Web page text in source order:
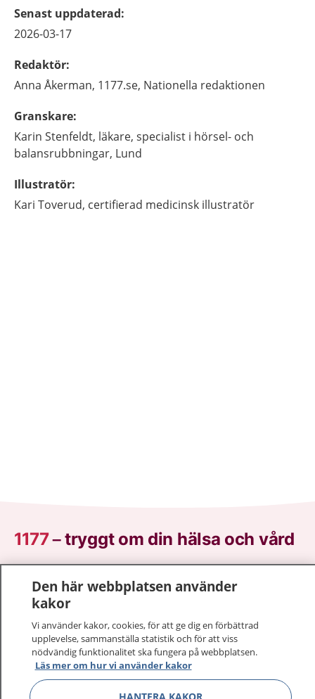
Senast uppdaterad:
2026-03-17
Redaktör:
Anna Åkerman, 1177.se, Nationella redaktionen
Granskare:
Karin Stenfeldt, läkare, specialist i hörsel- och
balansrubbningar, Lund
Illustratör:
Kari Toverud, certifierad medicinsk illustratör
1177–tryggt om din hälsa och vård
sjukdomar och vilka mottagningar du kan kontakta.
Logga in för att läsa din journal och göra dina
vårdärenden. Ring telefonnummer 1177 för
sjukvårdsrådgivning dygnet runt.
1177 ger dig råd när du vill må bättre.
Den här webbplatsen använder
kakor
Vi använder kakor, cookies, för att ge dig en förbättrad
upplevelse, sammanställa statistik och för att viss
nödvändig funktionalitet ska fungera på webbplatsen.
Läs mer om hur vi använder kakor